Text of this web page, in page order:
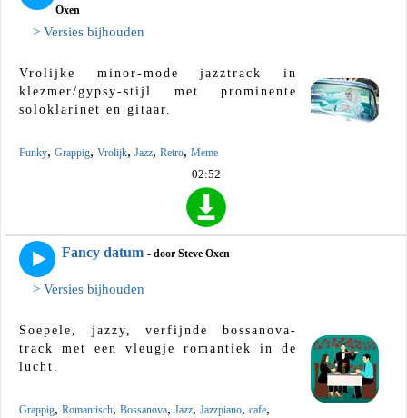
Oxen
> Versies bijhouden
Vrolijke minor-mode jazztrack in
klezmer/gypsy-stijl met prominente
soloklarinet en gitaar.
Funky, Grappig, Vrolijk, Jazz, Retro, Meme
02:52
Fancy datum - door Steve Oxen
> Versies bijhouden
Soepele, jazzy, verfijnde bossanova-
track met een vleugje romantiek in de
lucht.
Grappig, Romantisch, Bossanova, Jazz, Jazzpiano, cafe,